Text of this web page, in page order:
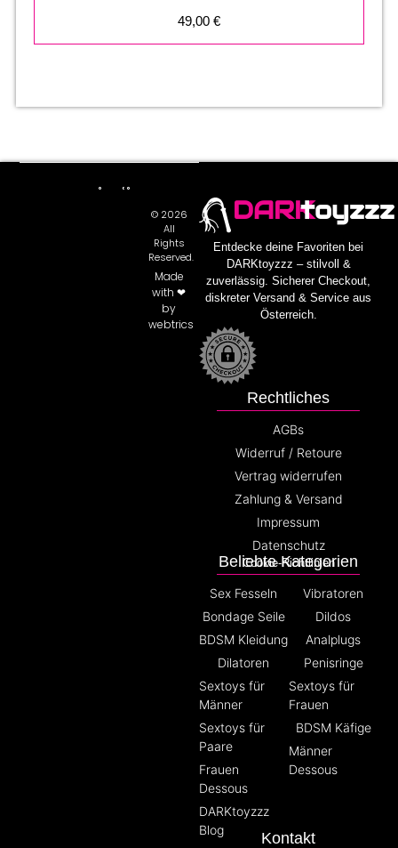
49,00 €
DARKtoyzzz
Entdecke deine Favoriten bei
DARKtoyzzz – stilvoll &
zuverlässig. Sicherer Checkout,
diskreter Versand & Service aus
Österreich.
Beliebte Kategorien
Sex Fesseln
Bondage Seile
BDSM Kleidung
Dilatoren
Sextoys für
Männer
Sextoys für
Paare
Frauen
Dessous
DARKtoyzzz
Blog
Vibratoren
Dildos
Analplugs
Penisringe
Sextoys für
Frauen
BDSM Käfige
Männer
Dessous
Rechtliches
AGBs
Widerruf / Retoure
Vertrag widerrufen
Zahlung & Versand
Impressum
Datenschutz
Cookie-Richtlinien
Kontakt
© 2026
All
Rights
Reserved.
Made
with ❤
by
webtrics